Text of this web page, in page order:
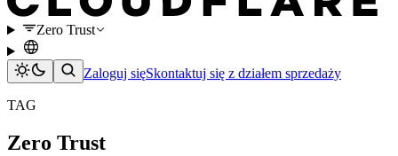
Zero Trust
Zaloguj sięSkontaktuj się z działem sprzedaży
TAG
Zero Trust